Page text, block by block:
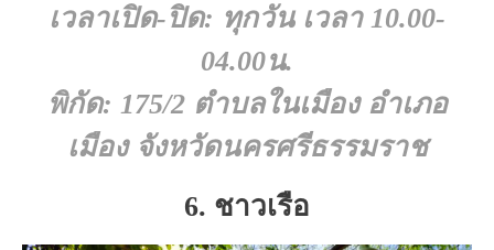
เวลาเปิด-ปิด: ทุกวัน เวลา 10.00-
04.00น.
พิกัด: 175/2 ตำบลในเมือง อำเภอ
เมือง จังหวัดนครศรีธรรมราช
6. ชาวเรือ